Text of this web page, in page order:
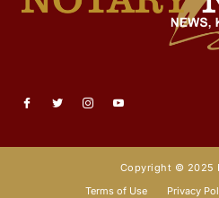
Copyright © 2025
Terms of Use
Privacy